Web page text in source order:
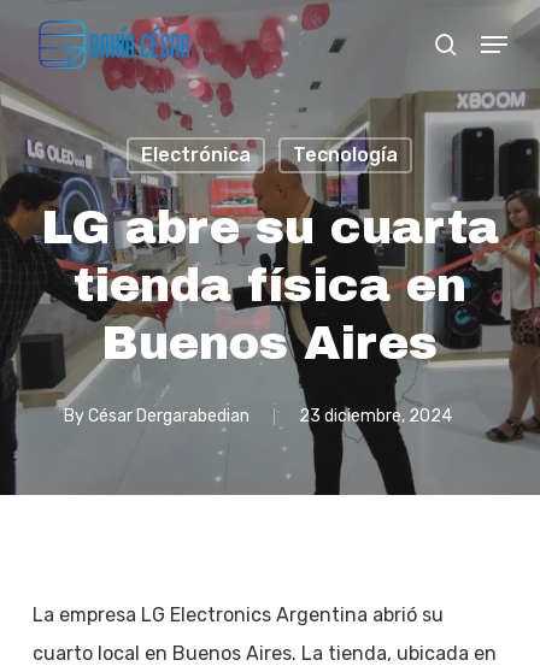
main
content
search
Menu
Electrónica Tecnología
LG abre su cuarta
tienda física en
Buenos Aires
ByCésar Dergarabedian 23 diciembre, 2024
La empresa LG Electronics Argentina abrió su
cuarto local en Buenos Aires. La tienda, ubicada en
Menu